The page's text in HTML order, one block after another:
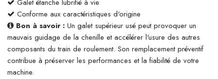
Galet étanche lubrifié à vie
Conforme aux caractéristiques d'origine
Bon à savoir : Un galet supérieur usé peut provoquer un
mauvais guidage de la chenille et accélérer l'usure des autres
composants du train de roulement. Son remplacement préventif
contribue à préserver les performances et la fiabilité de votre
machine.